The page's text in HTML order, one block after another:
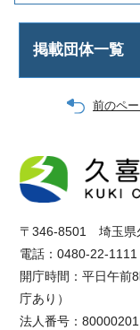
掲載団体一覧
前のペ
〒346-8501 埼玉県
電話：0480-22-1111
開庁時間：平日午前
庁あり）
法人番号：